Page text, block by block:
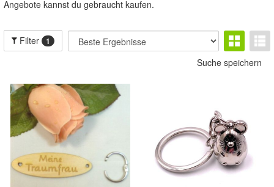
Angebote kannst du gebraucht kaufen.
Filter 1
Suche speichern